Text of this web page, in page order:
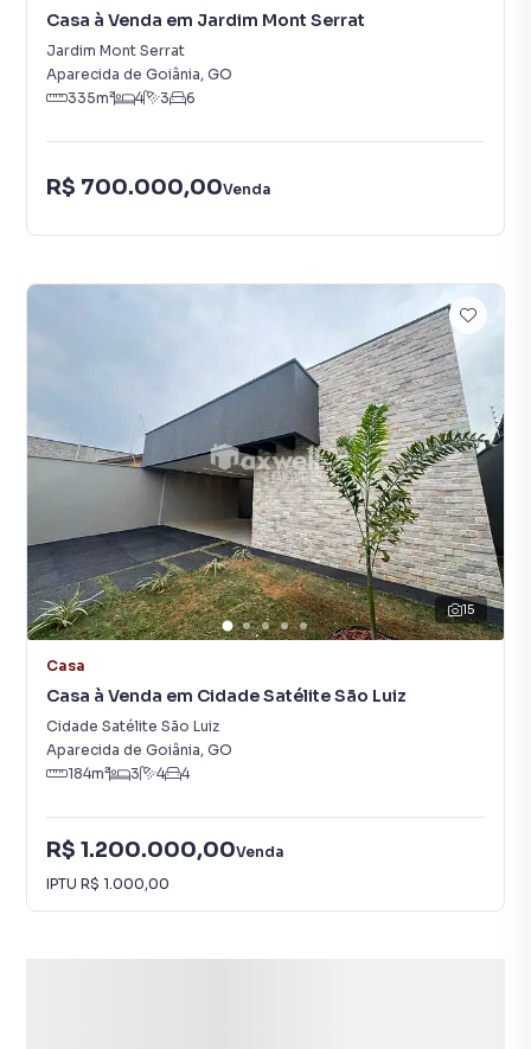
Casa à Venda em Jardim Mont Serrat
Jardim Mont Serrat
Aparecida de Goiânia, GO
335m² 4 3 6
R$ 700.000,00Venda
15
Casa
Casa à Venda em Cidade Satélite São Luiz
Cidade Satélite São Luiz
Aparecida de Goiânia, GO
184m² 3 4 4
R$ 1.200.000,00Venda
IPTU R$ 1.000,00